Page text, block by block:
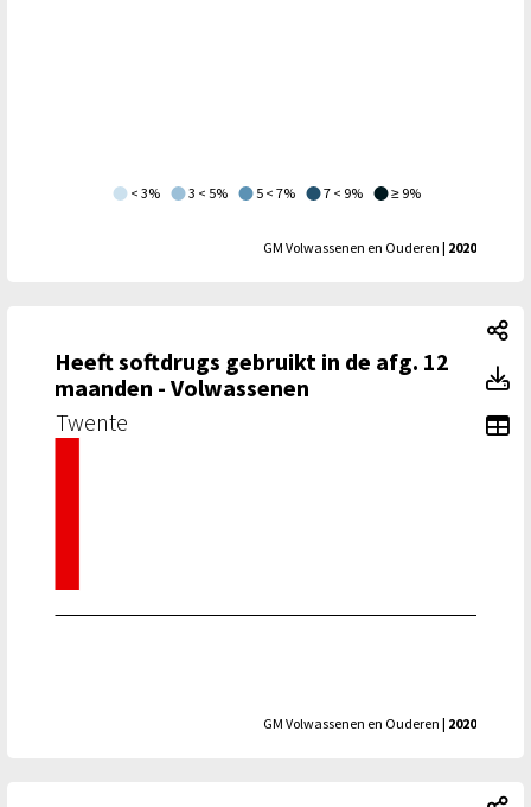
< 3% 3 < 5% 5 < 7% 7 < 9% ≥ 9%
GM Volwassenen en Ouderen | 2020
Heeft softdrugs gebruikt in de afg. 12
maanden - Volwassenen
Twente
GM Volwassenen en Ouderen | 2020